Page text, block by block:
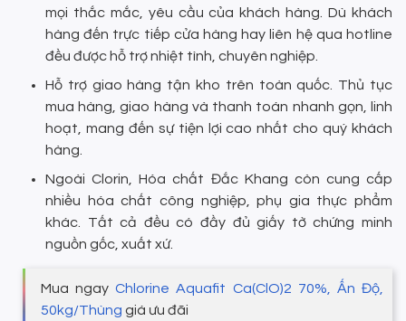
mọi thắc mắc, yêu cầu của khách hàng. Dù khách
hàng đến trực tiếp cửa hàng hay liên hệ qua hotline
đều được hỗ trợ nhiệt tình, chuyên nghiệp.
Hỗ trợ giao hàng tận kho trên toàn quốc. Thủ tục
mua hàng, giao hàng và thanh toán nhanh gọn, linh
hoạt, mang đến sự tiện lợi cao nhất cho quý khách
hàng.
Ngoài Clorin, Hóa chất Đắc Khang còn cung cấp
nhiều hóa chất công nghiệp, phụ gia thực phẩm
khác. Tất cả đều có đầy đủ giấy tờ chứng minh
nguồn gốc, xuất xứ.
Mua ngayChlorine Aquafit Ca(ClO)2 70%, Ấn Độ,
50kg/Thùng giá ưu đãi